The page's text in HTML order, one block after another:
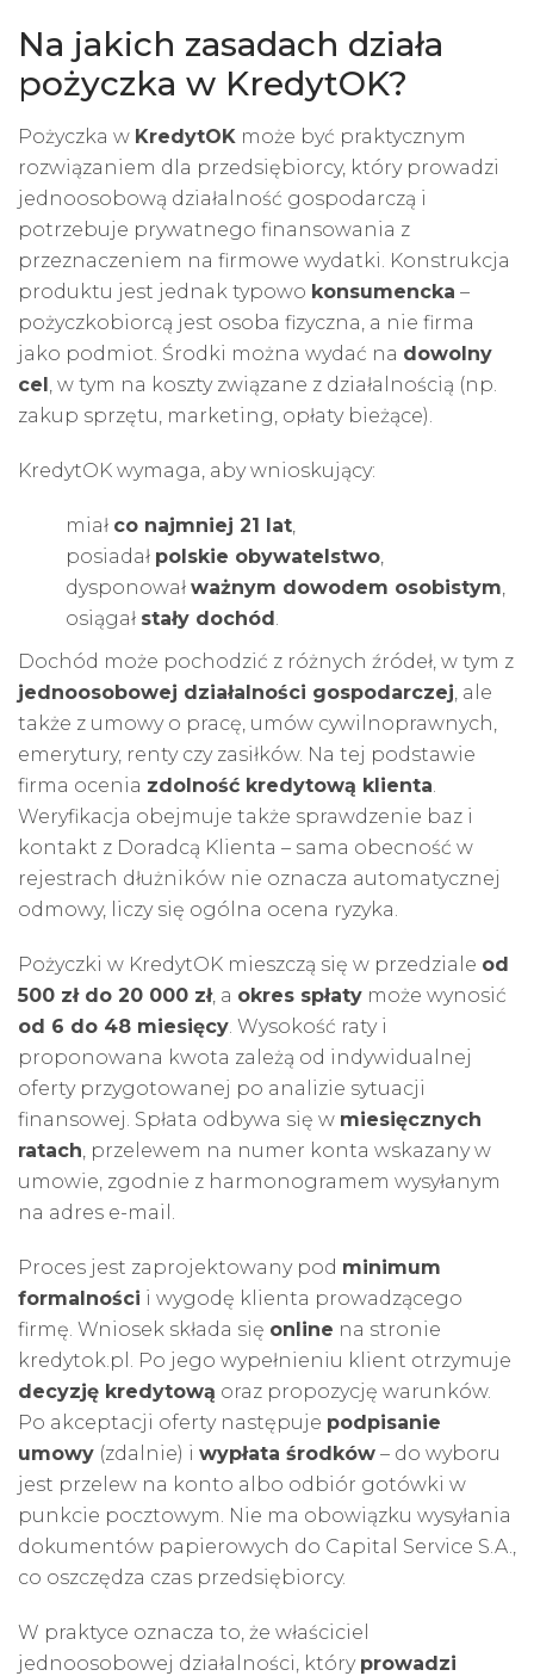
Na jakich zasadach działa
pożyczka w KredytOK?
Pożyczka w KredytOK może być praktycznym
rozwiązaniem dla przedsiębiorcy, który prowadzi
jednoosobową działalność gospodarczą i
potrzebuje prywatnego finansowania z
przeznaczeniem na firmowe wydatki. Konstrukcja
produktu jest jednak typowo konsumencka –
pożyczkobiorcą jest osoba fizyczna, a nie firma
jako podmiot. Środki można wydać na dowolny
cel , w tym na koszty związane z działalnością (np.
zakup sprzętu, marketing, opłaty bieżące).
KredytOK wymaga, aby wnioskujący:
miał co najmniej 21 lat
posiadał polskie obywatelstwo
dysponował ważnym dowodem osobistym
osiągał stały dochód
Dochód może pochodzić z różnych źródeł, w tym z
jednoosobowej działalności gospodarczej , ale
także z umowy o pracę, umów cywilnoprawnych,
emerytury, renty czy zasiłków. Na tej podstawie
firma ocenia zdolność kredytową klienta
Weryfikacja obejmuje także sprawdzenie baz i
kontakt z Doradcą Klienta – sama obecność w
rejestrach dłużników nie oznacza automatycznej
odmowy, liczy się ogólna ocena ryzyka.
Pożyczki w KredytOK mieszczą się w przedziale od
500 zł do 20 000 zł, a okres spłaty może wynosić
od 6 do 48 miesięcy . Wysokość raty i
proponowana kwota zależą od indywidualnej
oferty przygotowanej po analizie sytuacji
finansowej. Spłata odbywa się w miesięcznych
ratach , przelewem na numer konta wskazany w
umowie, zgodnie z harmonogramem wysyłanym
na adres e-mail.
Proces jest zaprojektowany pod minimum
formalności i wygodę klienta prowadzącego
firmę. Wniosek składa się online na stronie
kredytok.pl. Po jego wypełnieniu klient otrzymuje
decyzję kredytową oraz propozycję warunków.
Po akceptacji oferty następuje podpisanie
umowy (zdalnie) i wypłata środków – do wyboru
jest przelew na konto albo odbiór gotówki w
punkcie pocztowym. Nie ma obowiązku wysyłania
dokumentów papierowych do Capital Service S.A.,
co oszczędza czas przedsiębiorcy.
W praktyce oznacza to, że właściciel
jednoosobowej działalności, który prowadzi